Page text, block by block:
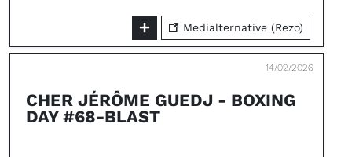
Medialternative (Rezo)
14/02/2026
CHER JÉRÔME GUEDJ - BOXING
DAY #68-BLAST